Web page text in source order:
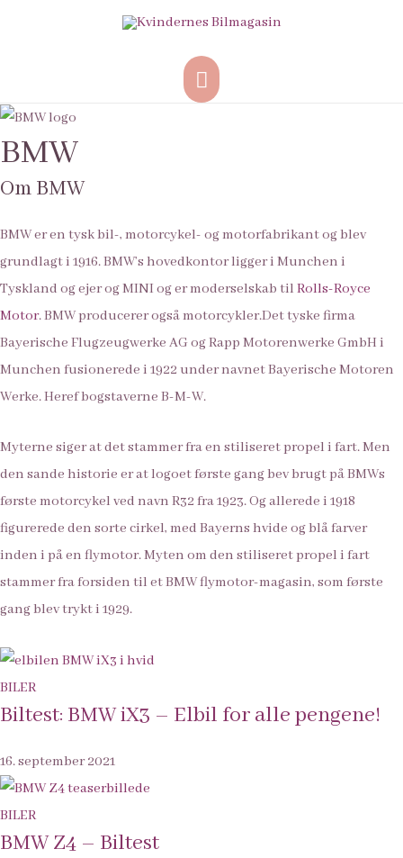
Hovedmenu
BMW
Om BMW
BMWer en tysk bil-, motorcykel- og motorfabrikant og blev
grundlagt i 1916. BMW’s hovedkontor ligger i Munchen i
Tyskland og ejer og MINI og er moderselskab til Rolls-Royce
Motor. BMW producerer også motorcykler.Det tyske firma
Bayerische Flugzeugwerke AG og Rapp Motorenwerke GmbH i
Munchen fusionerede i 1922 under navnet Bayerische Motoren
Werke. Heref bogstaverne B-M-W.
Myterne siger at det stammer fra en stiliseret propel i fart. Men
den sande historie er at logoet første gang bev brugt på BMWs
første motorcykel ved navn R32 fra 1923. Og allerede i 1918
figurerede den sorte cirkel, med Bayerns hvide og blå farver
inden i på en flymotor. Myten om den stiliseret propel i fart
stammer fra forsiden til et BMW flymotor-magasin, som første
gang blev trykt i 1929.
BILER
Biltest: BMW iX3 – Elbil for alle pengene!
16. september 2021
BILER
BMW Z4 – Biltest